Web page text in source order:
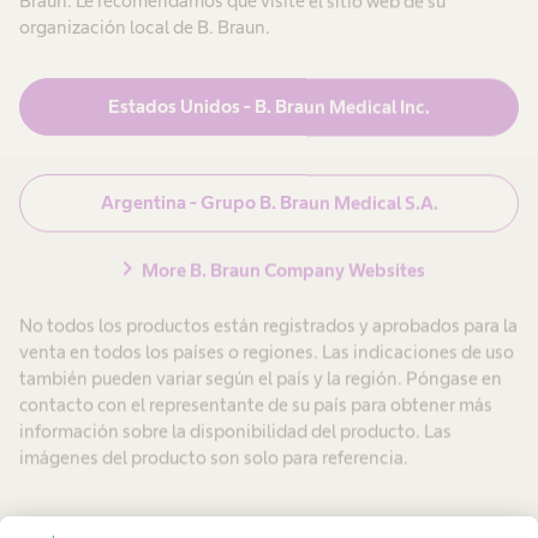
organización local de B. Braun.
Estados Unidos - B. Braun Medical Inc.
Argentina - Grupo B. Braun Medical S.A.
chevron_right More B. Braun Company Websites
No todos los productos están registrados y aprobados para la
venta en todos los países o regiones. Las indicaciones de uso
también pueden variar según el país y la región. Póngase en
contacto con el representante de su país para obtener más
información sobre la disponibilidad del producto. Las
imágenes del producto son solo para referencia.
¿Qué estás
buscando?